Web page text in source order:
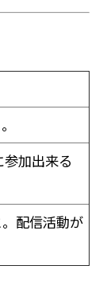
加出来る
配信活動が